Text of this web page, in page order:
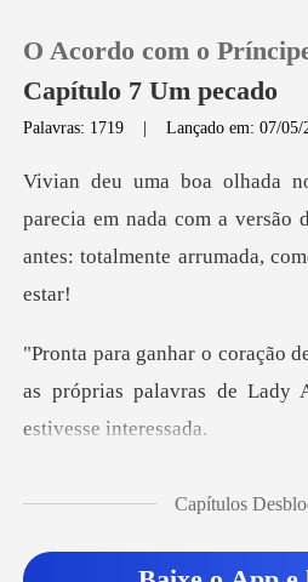
Loja
Sair
O Acordo com o
Capítulo 7 Um pecado
Palavras: 1719 |Lançado em: 07/05/
cia em nada com a versão
antes:
as próprias palavras de Lady
Capítulos